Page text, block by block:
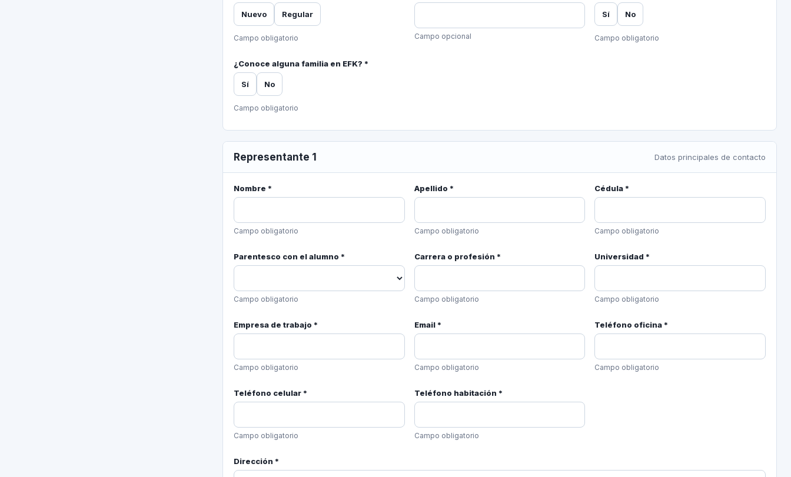
Nuevo Regular
Campo obligatorio Campo opcional
Sí No
Campo obligatorio
¿Conoce alguna familia en EFK? *
Sí No
Campo obligatorio
Representante 1 Datos principales de contacto
Nombre *
Campo obligatorio
Apellido *
Campo obligatorio
Cédula *
Campo obligatorio
Parentesco con el alumno *
Campo obligatorio
Carrera o profesión *
Campo obligatorio
Universidad *
Campo obligatorio
Empresa de trabajo *
Campo obligatorio
Email *
Campo obligatorio
Teléfono oficina *
Campo obligatorio
Teléfono celular *
Campo obligatorio
Teléfono habitación *
Campo obligatorio
Dirección *